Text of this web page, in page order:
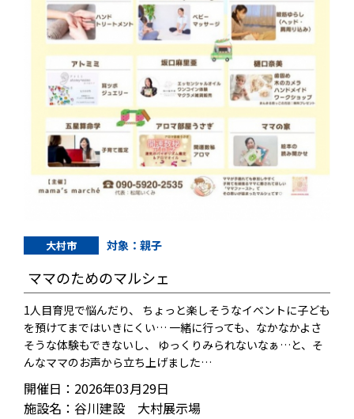
大村市 対象：親子
ママのためのマルシェ
1人目育児で悩んだり、 ちょっと楽しそうなイベントに子ども
を預けてまではいきにくい… 一緒に行っても、なかなかよさ
そうな体験もできないし、 ゆっくりみられないなぁ…と、そ
んなママのお声から立ち上げました…
開催日：2026年03月29日
施設名：谷川建設 大村展示場